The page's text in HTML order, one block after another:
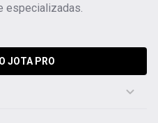
especializadas.
JOTA PRO